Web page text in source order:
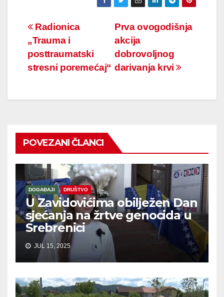
Navigacija
članaka
Prva ovogodišnja
akcija
dobrovoljnog
darivanja krvi
Radionica
„Trauma i
posttraumatski
stresni poremećaj“
POVEZANI ČLANCI
DOGAĐAJI DRUŠTVO
U Zavidovićima obilježen Dan
sjećanja na žrtve genocida u
Srebrenici
JUL 15, 2025